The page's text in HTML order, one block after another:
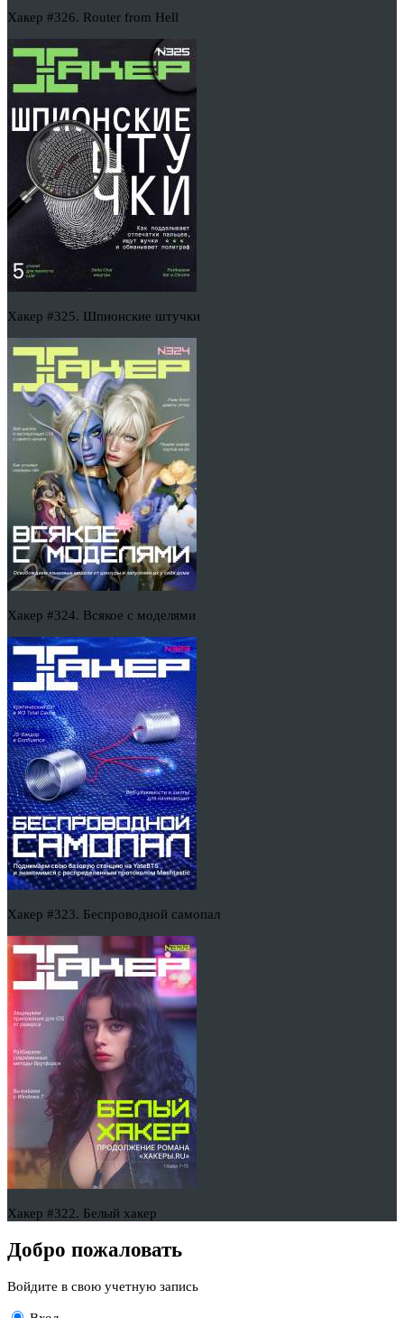
Хакер #326. Router from Hell
Хакер #325. Шпионские штучки
Хакер #324. Всякое с моделями
Хакер #323. Беспроводной самопал
Хакер #322. Белый хакер
Добро пожаловать
Войдите в свою учетную запись